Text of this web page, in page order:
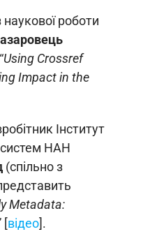
роботи
Using Crossref
Impact in the
Інститут
систем НАН
(спільно з
Metadata:
[відео].